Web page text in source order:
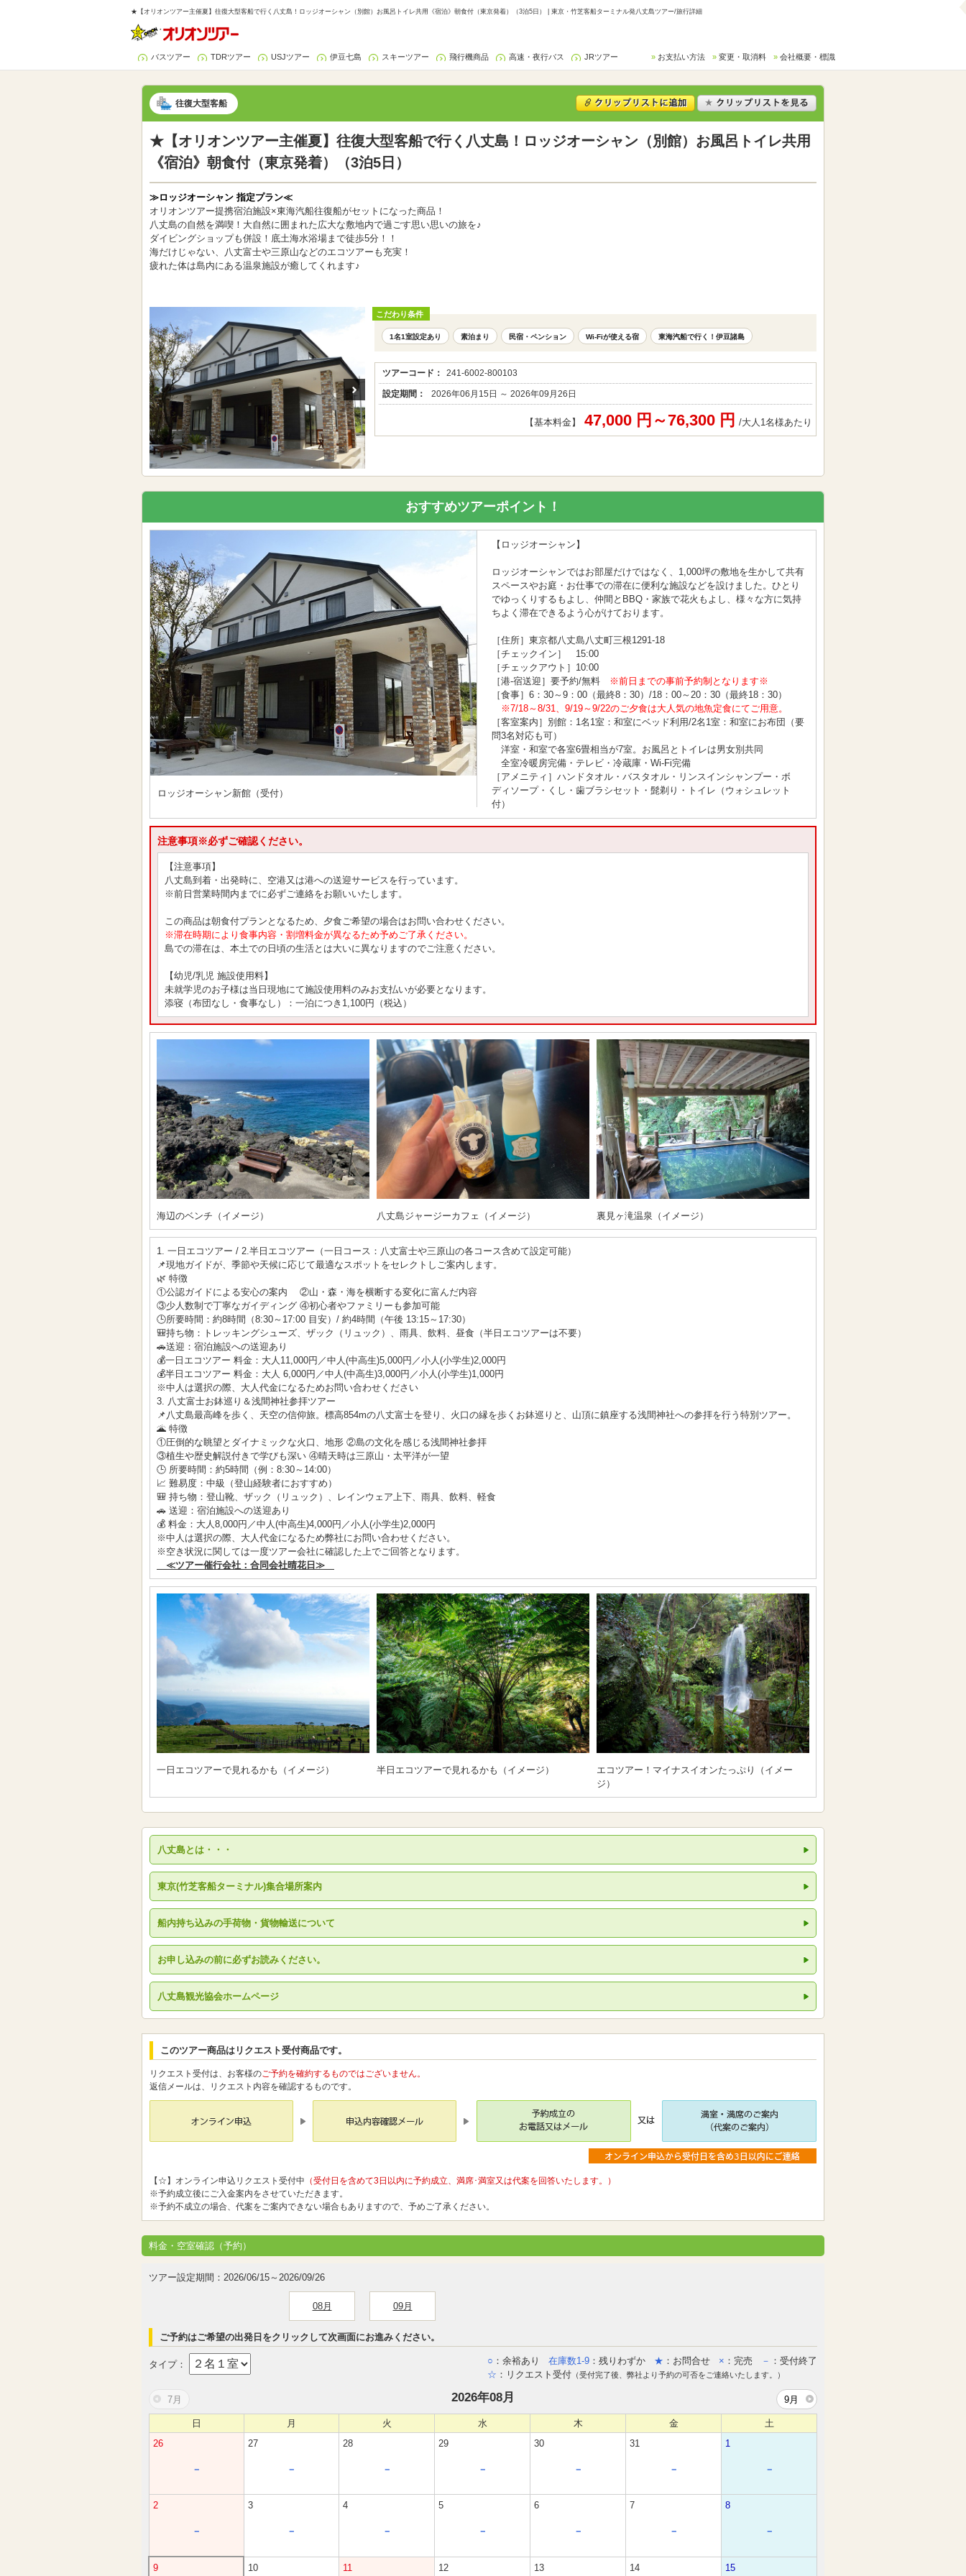
★【オリオンツアー主催夏】往復大型客船で行く八丈島！ロッジオーシャン（別館）お風呂トイレ共用《宿泊》朝食付（東京発着）（3泊5日） | 東京・竹芝客船ターミナル発八丈島ツアー/旅行詳細
バスツアー TDRツアー USJツアー 伊豆七島 スキーツアー 飛行機商品 高速・夜行バス JRツアー お支払い方法 変更・取消料 会社概要・標識
往復大型客船
★【オリオンツアー主催夏】往復大型客船で行く八丈島！ロッジオーシャン（別館）お風呂トイレ共用
《宿泊》朝食付（東京発着）（3泊5日）
≫ロッジオーシャン 指定プラン≪
オリオンツアー提携宿泊施設×東海汽船往復船がセットになった商品！
八丈島の自然を満喫！大自然に囲まれた広大な敷地内で過ごす思い思いの旅を♪
ダイビングショップも併設！底土海水浴場まで徒歩5分！！
海だけじゃない、八丈富士や三原山などのエコツアーも充実！
疲れた体は島内にある温泉施設が癒してくれます♪
こだわり条件
1名1室設定あり 素泊まり 民宿・ペンション Wi-Fiが使える宿 東海汽船で行く！伊豆諸島
ツアーコード： 241-6002-800103
設定期間： 2026年06月15日 ～ 2026年09月26日
【基本料金】 47,000 円～76,300 円 /大人1名様あたり
おすすめツアーポイント！
ロッジオーシャン新館（受付）
【ロッジオーシャン】
ロッジオーシャンではお部屋だけではなく、1,000坪の敷地を生かして共有
スペースやお庭・お仕事での滞在に便利な施設などを設けました。ひとり
でゆっくりするもよし、仲間とBBQ・家族で花火もよし、様々な方に気持
ちよく滞在できるよう心がけております。
［住所］東京都八丈島八丈町三根1291-18
［チェックイン］ 15:00
［チェックアウト］10:00
［港-宿送迎］要予約/無料
※前日までの事前予約制となります※
［食事］6：30～9：00（最終8：30）/18：00～20：30（最終18：30）
※7/18～8/31、9/19～9/22のご夕食は大人気の地魚定食にてご用意。
［客室案内］別館：1名1室：和室にベッド利用/2名1室：和室にお布団（要
問3名対応も可）
洋室・和室で各室6畳相当が7室。お風呂とトイレは男女別共同
全室冷暖房完備・テレビ・冷蔵庫・Wi-Fi完備
［アメニティ］ハンドタオル・バスタオル・リンスインシャンプー・ボ
ディソープ・くし・歯ブラシセット・髭剃り・トイレ（ウォシュレット
付）
注意事項※必ずご確認ください。
【注意事項】
八丈島到着・出発時に、空港又は港への送迎サービスを行っています。
※前日営業時間内までに必ずご連絡をお願いいたします。
この商品は朝食付プランとなるため、夕食ご希望の場合はお問い合わせください。
※滞在時期により食事内容・割増料金が異なるため予めご了承ください。
島での滞在は、本土での日頃の生活とは大いに異なりますのでご注意ください。
【幼児/乳児 施設使用料】
未就学児のお子様は当日現地にて施設使用料のみお支払いが必要となります。
添寝（布団なし・食事なし）：一泊につき1,100円（税込）
海辺のベンチ（イメージ） 八丈島ジャージーカフェ（イメージ） 裏見ヶ滝温泉（イメージ）
1. 一日エコツアー / 2.半日エコツアー（一日コース：八丈富士や三原山の各コース含めて設定可能）
📌現地ガイドが、季節や天候に応じて最適なスポットをセレクトしご案内します。
🌿 特徴
①公認ガイドによる安心の案内 ②山・森・海を横断する変化に富んだ内容
③少人数制で丁寧なガイディング ④初心者やファミリーも参加可能
🕒所要時間：約8時間（8:30～17:00 目安）/ 約4時間（午後 13:15～17:30）
🎒持ち物：トレッキングシューズ、ザック（リュック）、雨具、飲料、昼食（半日エコツアーは不要）
🚗送迎：宿泊施設への送迎あり
💰一日エコツアー 料金：大人11,000円／中人(中高生)5,000円／小人(小学生)2,000円
💰半日エコツアー 料金：大人 6,000円／中人(中高生)3,000円／小人(小学生)1,000円
※中人は選択の際、大人代金になるためお問い合わせください
3. 八丈富士お鉢巡り＆浅間神社参拝ツアー
📌八丈島最高峰を歩く、天空の信仰旅。標高854mの八丈富士を登り、火口の縁を歩くお鉢巡りと、山頂に鎮座する浅間神社への参拝を行う特別ツアー。
🌋 特徴
①圧倒的な眺望とダイナミックな火口、地形 ②島の文化を感じる浅間神社参拝
③植生や歴史解説付きで学びも深い ④晴天時は三原山・太平洋が一望
🕒 所要時間：約5時間（例：8:30～14:00）
📈 難易度：中級（登山経験者におすすめ）
🎒 持ち物：登山靴、ザック（リュック）、レインウェア上下、雨具、飲料、軽食
🚗 送迎：宿泊施設への送迎あり
💰 料金：大人8,000円／中人(中高生)4,000円／小人(小学生)2,000円
※中人は選択の際、大人代金になるため弊社にお問い合わせください。
※空き状況に関しては一度ツアー会社に確認した上でご回答となります。
≪ツアー催行会社：合同会社晴花日≫
一日エコツアーで見れるかも（イメージ） 半日エコツアーで見れるかも（イメージ）
エコツアー！マイナスイオンたっぷり（イメー
ジ）
八丈島とは・・・
東京(竹芝客船ターミナル)集合場所案内
船内持ち込みの手荷物・貨物輸送について
お申し込みの前に必ずお読みください。
八丈島観光協会ホームページ
このツアー商品はリクエスト受付商品です。
リクエスト受付は、お客様のご予約を確約するものではございません。
返信メールは、リクエスト内容を確認するものです。
【☆】オンライン申込リクエスト受付中 （受付日を含めて3日以内に予約成立、満席･満室又は代案を回答いたします。）
※予約成立後にご入金案内をさせていただきます。
※予約不成立の場合、代案をご案内できない場合もありますので、予めご了承ください。
料金・空室確認（予約）
ツアー設定期間：2026/06/15～2026/09/26
08月 09月
ご予約はご希望の出発日をクリックして次画面にお進みください。
タイプ： ○ ：余裕あり 在庫数1-9 ：残りわずか ★ ：お問合せ × ：完売 － ：受付終了
☆ ：リクエスト受付 （受付完了後、弊社より予約の可否をご連絡いたします。）
2026年08月
7月 9月
日 月 火 水 木 金
土
26
－
27
－
28
－
29
－
30
－
31
－
1
－
2
－
3
－
4
－
5
－
6
－
7
－
8
－
9 10 11 12 13 14 15